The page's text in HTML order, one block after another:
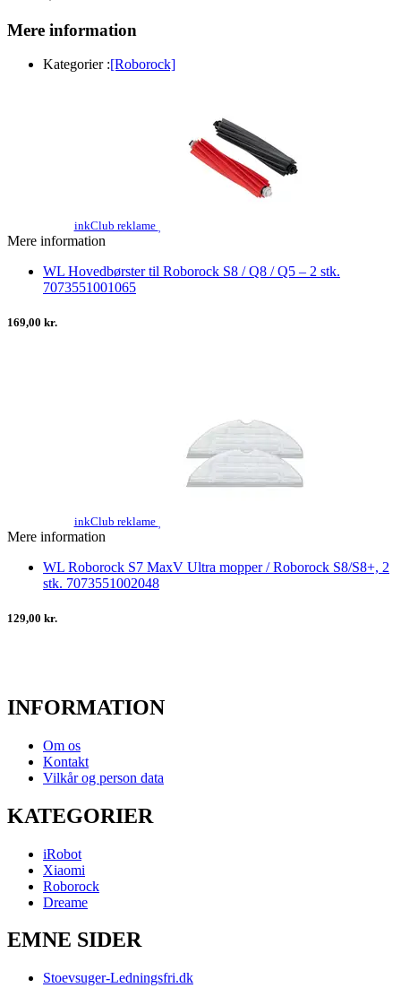
Mere information
Kategorier :[Roborock]
inkClub reklame
Mere information
WL Hovedbørster til Roborock S8 / Q8 / Q5 – 2 stk.
7073551001065
169,00 kr.
inkClub reklame
Mere information
WL Roborock S7 MaxV Ultra mopper / Roborock S8/S8+, 2
stk. 7073551002048
129,00 kr.
INFORMATION
Om os
Kontakt
Vilkår og person data
KATEGORIER
iRobot
Xiaomi
Roborock
Dreame
EMNE SIDER
Stoevsuger-Ledningsfri.dk